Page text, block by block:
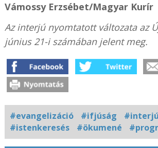
Vámossy Erzsébet/Magyar Kurír
Az interjú nyomtatott változata az
június 21-i számában jelent meg.
#evangelizáció #ifjúság
#istenkeresés
#ökumené